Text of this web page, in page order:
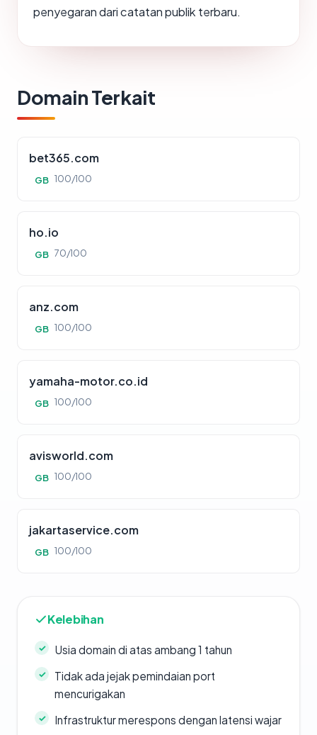
penyegaran dari catatan publik terbaru.
Domain Terkait
bet365.com
GB 100/100
ho.io
GB 70/100
anz.com
GB 100/100
yamaha-motor.co.id
GB 100/100
avisworld.com
GB 100/100
jakartaservice.com
GB 100/100
Kelebihan
Usia domain di atas ambang 1 tahun
Tidak ada jejak pemindaian port
mencurigakan
Infrastruktur merespons dengan latensi wajar